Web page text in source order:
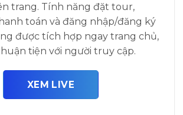
trang. Tính năng đặt tour,
toán và đăng nhập/đăng ký
được tích hợp ngay trang chủ,
tiện với người truy cập.
XEM LIVE